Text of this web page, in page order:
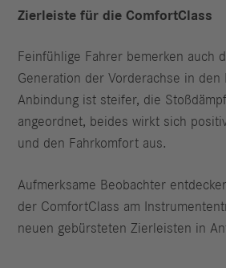
Zierleiste für die ComfortClass
Feinfühlige Fahrer bemerken auch
Generation der Vorderachse in den
Anbindung ist steifer, die
angeordnet, beides wirkt sich
und den Fahrkomfort aus.
Aufmerksame Beobachter
der ComfortClass am
neuen gebürsteten Zierleisten in